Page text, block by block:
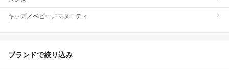
キッズ／ベビー／マタニティ
ブランドで絞り込み